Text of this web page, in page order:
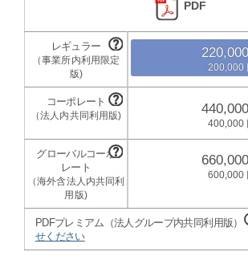
PDF
220,000
200,000
440,000
400,000
660,000
600,000
PDFプレミアム（法人グループ内共同利用版）
せください